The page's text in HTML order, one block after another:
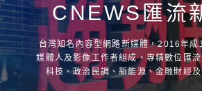
CNEWS匯流
台灣知名內容型網路新媒體，2016年成
媒體人及影像工作者組成，專精數位匯
科技、政治民調、新能源、金融財經